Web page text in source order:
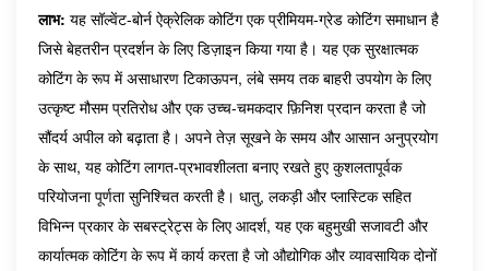
लाभ: यह सॉल्वेंट-बोर्न ऐक्रेलिक कोटिंग एक प्रीमियम-ग्रेड कोटिंग समाधान है
जिसे बेहतरीन प्रदर्शन के लिए डिज़ाइन किया गया है। यह एक सुरक्षात्मक
कोटिंग के रूप में असाधारण टिकाऊपन, लंबे समय तक बाहरी उपयोग के लिए
उत्कृष्ट मौसम प्रतिरोध और एक उच्च-चमकदार फ़िनिश प्रदान करता है जो
सौंदर्य अपील को बढ़ाता है। अपने तेज़ सूखने के समय और आसान अनुप्रयोग
के साथ, यह कोटिंग लागत-प्रभावशीलता बनाए रखते हुए कुशलतापूर्वक
परियोजना पूर्णता सुनिश्चित करती है। धातु, लकड़ी और प्लास्टिक सहित
विभिन्न प्रकार के सबस्ट्रेट्स के लिए आदर्श, यह एक बहुमुखी सजावटी और
कार्यात्मक कोटिंग के रूप में कार्य करता है जो औद्योगिक और व्यावसायिक दोनों